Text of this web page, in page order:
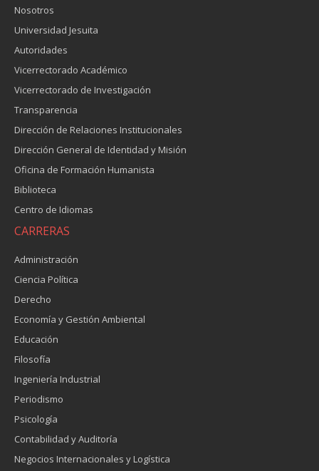
Nosotros
Universidad Jesuita
Autoridades
Vicerrectorado Académico
Vicerrectorado de Investigación
Transparencia
Dirección de Relaciones Institucionales
Dirección General de Identidad y Misión
Oficina de Formación Humanista
Biblioteca
Centro de Idiomas
CARRERAS
Administración
Ciencia Política
Derecho
Economía y Gestión Ambiental
Educación
Filosofía
Ingeniería Industrial
Periodismo
Psicología
Contabilidad y Auditoría
Negocios Internacionales y Logística